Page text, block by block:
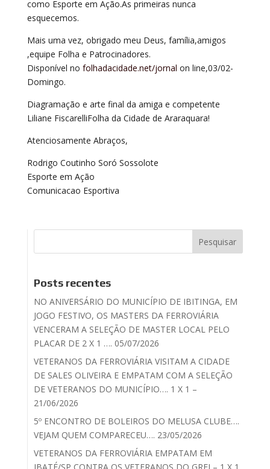
como Esporte em Ação.As primeiras nunca
esquecemos.
Mais uma vez, obrigado meu Deus, família,amigos
,equipe Folha e Patrocinadores.
Disponível no folhadacidade.net/jornal on line,03/02-
Domingo.
Diagramação e arte final da amiga e competente
Liliane FiscarelliFolha da Cidade de Araraquara!
Atenciosamente Abraços,
Rodrigo Coutinho Soró Sossolote
Esporte em Ação
Comunicacao Esportiva
Posts recentes
NO ANIVERSÁRIO DO MUNICÍPIO DE IBITINGA, EM
JOGO FESTIVO, OS MASTERS DA FERROVIÁRIA
VENCERAM A SELEÇÃO DE MASTER LOCAL PELO
PLACAR DE 2 X 1 …. 05/07/2026
VETERANOS DA FERROVIÁRIA VISITAM A CIDADE
DE SALES OLIVEIRA E EMPATAM COM A SELEÇÃO
DE VETERANOS DO MUNICÍPIO…. 1 X 1 –
21/06/2026
5º ENCONTRO DE BOLEIROS DO MELUSA CLUBE….
VEJAM QUEM COMPARECEU…. 23/05/2026
VETERANOS DA FERROVIÁRIA EMPATAM EM